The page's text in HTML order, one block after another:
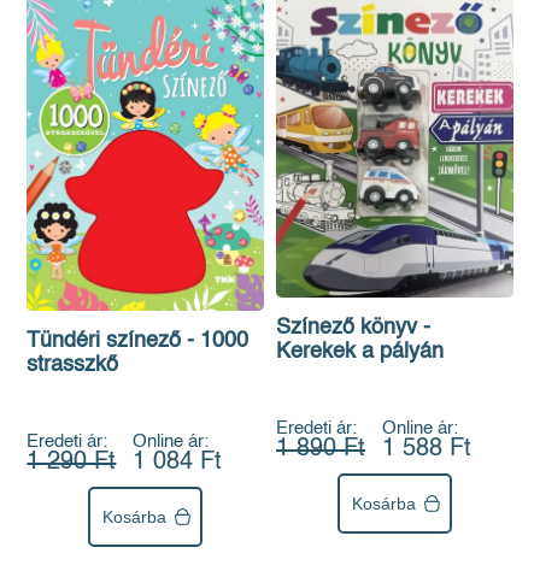
Tündéri színező - 1000
strasszkő
Eredeti ár:
1 290 Ft
Online ár:
1 084 Ft
Kosárba
Színező könyv -
Kerekek a pályán
Eredeti ár:
1 890 Ft
Online ár:
1 588 Ft
Kosárba